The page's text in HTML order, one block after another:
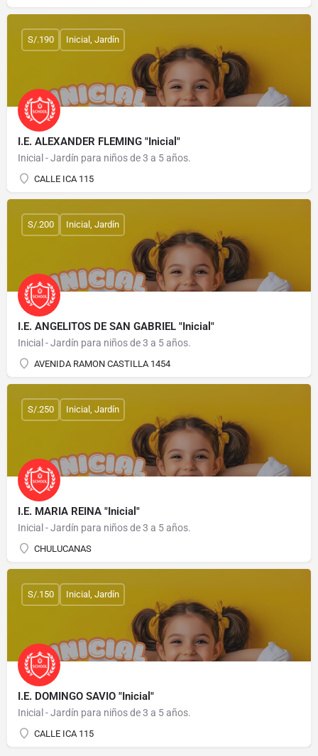
I.E. ALEXANDER FLEMING "Inicial"
Inicial - Jardín para niños de 3 a 5 años.
CALLE ICA 115
S/.190 Inicial, Jardín
I.E. ANGELITOS DE SAN GABRIEL "Inicial"
Inicial - Jardín para niños de 3 a 5 años.
AVENIDA RAMON CASTILLA 1454
S/.200 Inicial, Jardín
I.E. MARIA REINA "Inicial"
Inicial - Jardín para niños de 3 a 5 años.
CHULUCANAS
S/.250 Inicial, Jardín
I.E. DOMINGO SAVIO "Inicial"
Inicial - Jardín para niños de 3 a 5 años.
CALLE ICA 115
S/.150 Inicial, Jardín